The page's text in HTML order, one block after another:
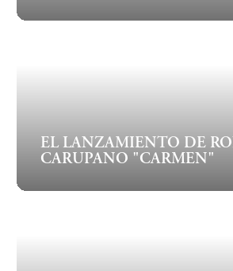
EL LANZAMIENTO DE
CARUPANO "CARMEN"